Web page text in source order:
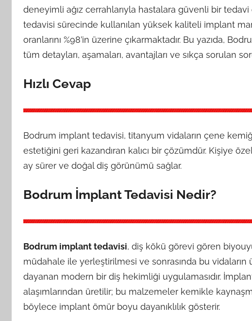
deneyimli ağız cerrahlarıyla hastalara güvenli bir
tedavisi sürecinde kullanılan yüksek kaliteli implant
oranlarını %98’in üzerine çıkarmaktadır. Bu yazıda,
tüm detayları, aşamaları, avantajları ve sıkça sorulan
Hızlı Cevap
Bodrum implant tedavisi, titanyum vidaların çene
estetiğini geri kazandıran kalıcı bir çözümdür. Kişiye
ay sürer ve doğal diş görünümü sağlar.
Bodrum İmplant Tedavisi Nedir?
Bodrum implant tedavisi, diş kökü görevi gören
müdahale ile yerleştirilmesi ve sonrasında bu
dayanan modern bir diş hekimliği uygulamasıdır.
alaşımlarından üretilir; bu malzemeler kemikle
böylece implant ömür boyu dayanıklılık gösterir.